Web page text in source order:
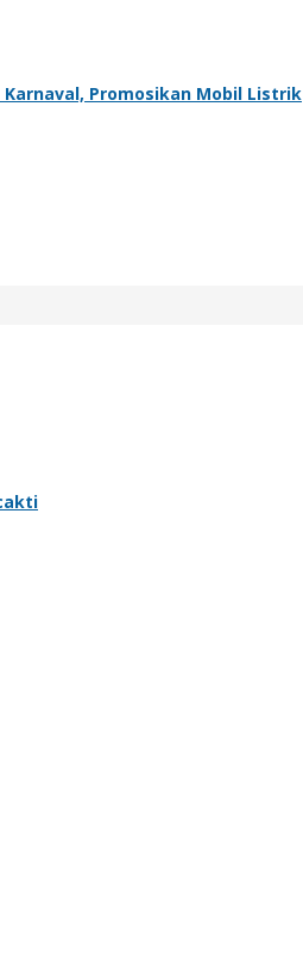
Karnaval, Promosikan Mobil Listrik